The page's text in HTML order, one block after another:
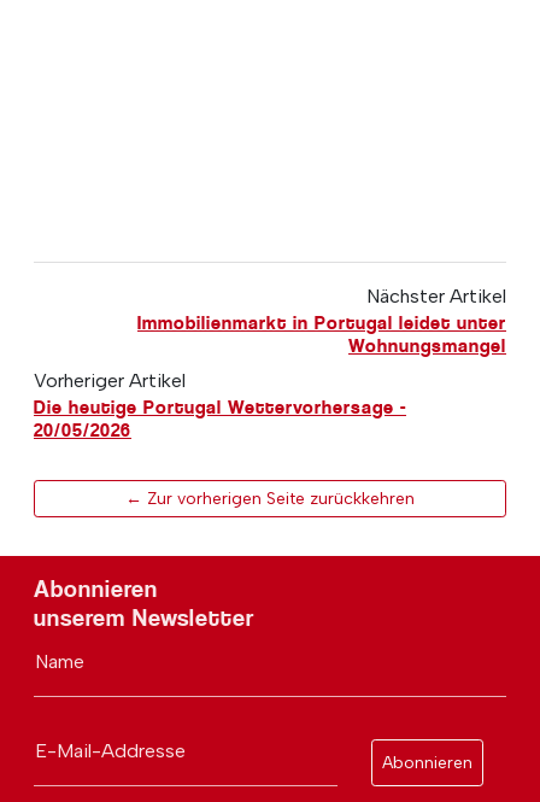
Nächster Artikel
Immobilienmarkt in Portugal leidet unter
Wohnungsmangel
Vorheriger Artikel
Die heutige Portugal Wettervorhersage -
20/05/2026
← Zur vorherigen Seite zurückkehren
Abonnieren
unserem Newsletter
Name
E-Mail-Addresse
Abonnieren